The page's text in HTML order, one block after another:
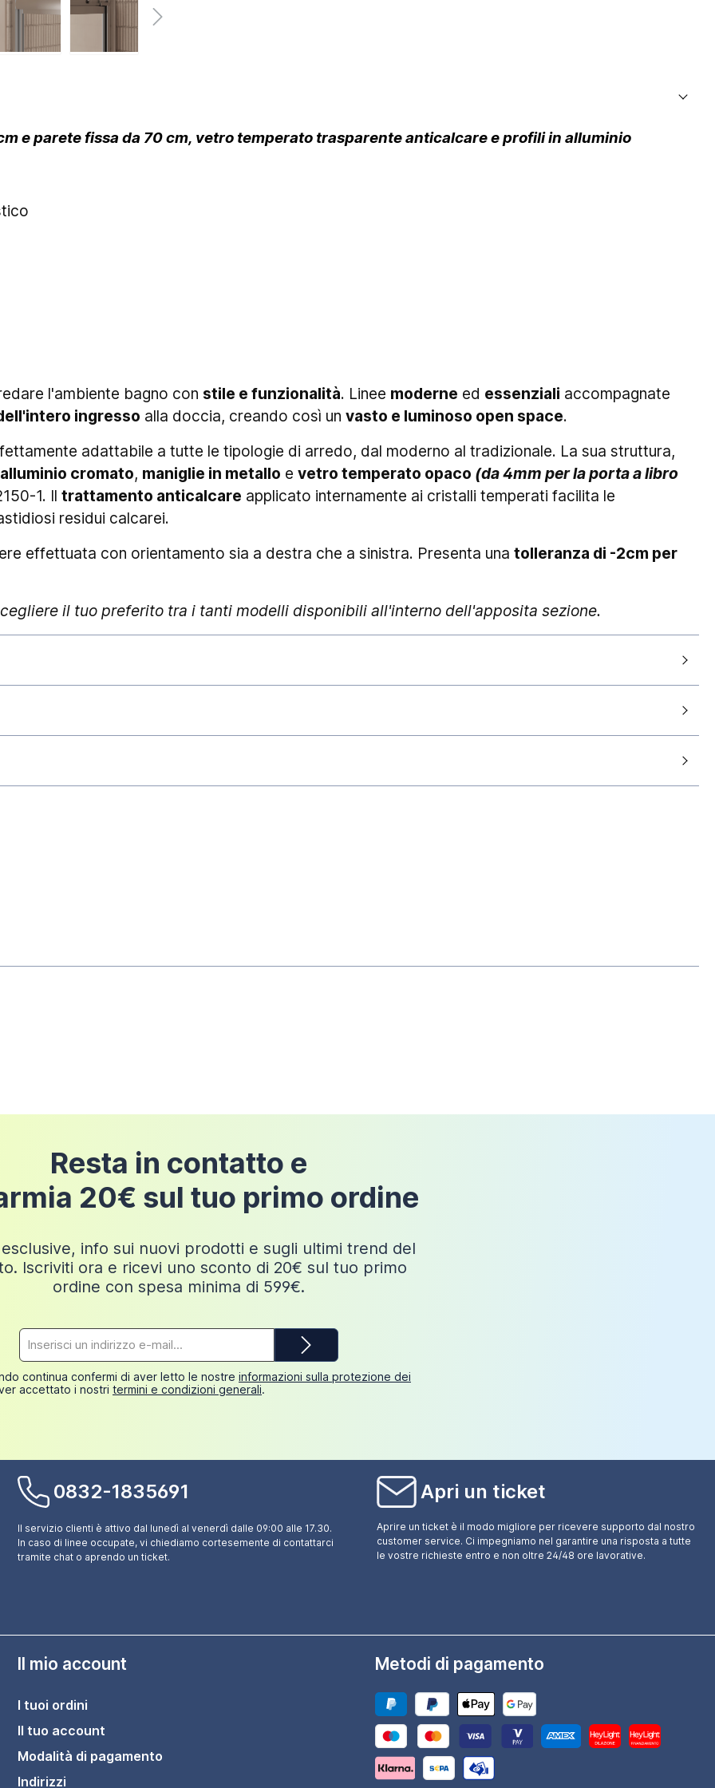
e parete fissa da 70 cm, vetro temperato trasparente anticalcare e profili in alluminio
l'ambiente bagno con stile e funzionalità. Linee moderne ed essenziali accompagnate
ingresso alla doccia, creando così un vasto e luminoso open space.
adattabile a tutte le tipologie di arredo, dal moderno al tradizionale. La sua struttura,
cromato, maniglie in metallo e vetro temperato opaco (da 4mm per la porta a libro
1. Il trattamento anticalcare applicato internamente ai cristalli temperati facilita le
residui calcarei.
effettuata con orientamento sia a destra che a sinistra. Presenta una tolleranza di -2cm per
il tuo preferito tra i tanti modelli disponibili all'interno dell'apposita sezione.
40,4 cm
che i
Eventi quali, ad esempio, l'elevato traffico di merci sul territorio nazionale in particolari
festività in genere) piuttosto che tumulti sindacali nel settore trasporti, possono incidere sulle
dalla data di consegna
Resta in contatto e
20€ sul tuo primo ordine
info sui nuovi prodotti e sugli ultimi trend del
Iscriviti ora e ricevi uno sconto di 20€ sul tuo primo
ordine con spesa minima di 599€.
e-
mail*
continua confermi di aver letto le nostre informazioni sulla protezione dei
accettato i nostri termini e condizioni generali.
0832-1835691
Il servizio clienti è attivo dal lunedì al venerdì dalle 09:00 alle 17.30.
In caso di linee occupate, vi chiediamo cortesemente di contattarci
tramite chat o aprendo un ticket.
Apri un ticket
Aprire un ticket è il modo migliore per ricevere supporto dal nostro
customer service. Ci impegniamo nel garantire una risposta a tutte
le vostre richieste entro e non oltre 24/48 ore lavorative.
Il mio account
I tuoi ordini
Il tuo account
Modalità di pagamento
Indirizzi
Metodi di pagamento